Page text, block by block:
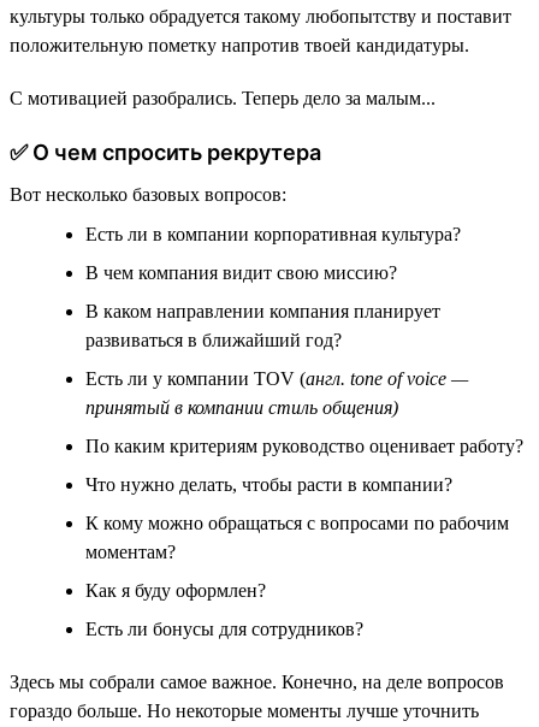
культуры только обрадуется такому любопытству и поставит
положительную пометку напротив твоей кандидатуры.
С мотивацией разобрались. Теперь дело за малым...
✅ О чем спросить рекрутера
Вот несколько базовых вопросов:
Есть ли в компании корпоративная культура?
В чем компания видит свою миссию?
В каком направлении компания планирует
развиваться в ближайший год?
Есть ли у компании TOV (англ. tone of voice —
принятый в компании стиль общения)
По каким критериям руководство оценивает работу?
Что нужно делать, чтобы расти в компании?
К кому можно обращаться с вопросами по рабочим
моментам?
Как я буду оформлен?
Есть ли бонусы для сотрудников?
Здесь мы собрали самое важное. Конечно, на деле вопросов
гораздо больше. Но некоторые моменты лучше уточнить